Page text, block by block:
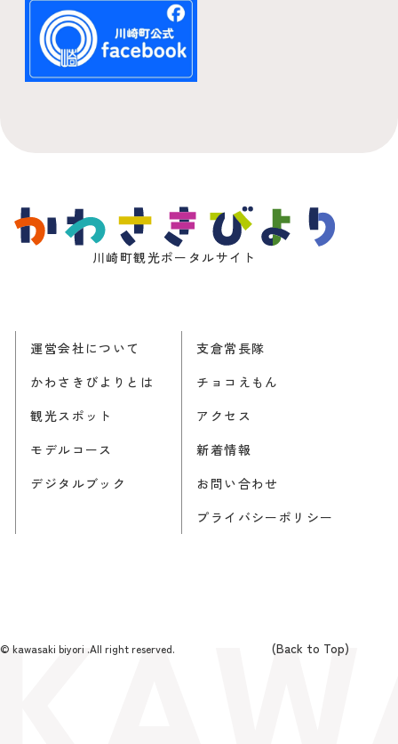
川崎町観光ポータルサイト
運営会社について
かわさきびよりとは
観光スポット
モデルコース
デジタルブック
支倉常長隊
チョコえもん
アクセス
新着情報
お問い合わせ
プライバシーポリシー
© kawasaki biyori .All right reserved. (Back to Top)